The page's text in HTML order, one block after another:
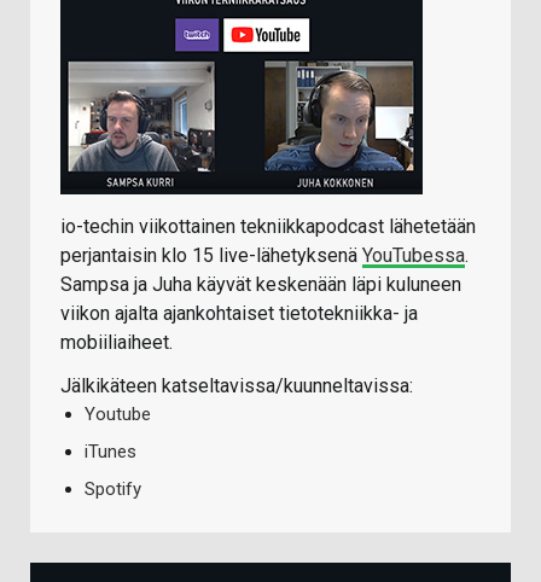
io-techin viikottainen tekniikkapodcast lähetetään
perjantaisin klo 15 live-lähetyksenä YouTubessa.
Sampsa ja Juha käyvät keskenään läpi kuluneen
viikon ajalta ajankohtaiset tietotekniikka- ja
mobiiliaiheet.
Jälkikäteen katseltavissa/kuunneltavissa:
Youtube
iTunes
Spotify